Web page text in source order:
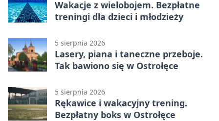
Wakacje z wielobojem. Bezpłatne
treningi dla dzieci i młodzieży
5 sierpnia 2026
Lasery, piana i taneczne przeboje.
Tak bawiono się w Ostrołęce
5 sierpnia 2026
Rękawice i wakacyjny trening.
Bezpłatny boks w Ostrołęce